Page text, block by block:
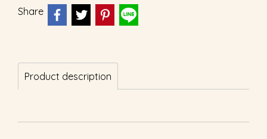
Share
Product description